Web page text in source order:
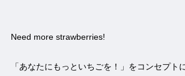
Need more strawberries!
「あなたにもっといちごを！」をコンセプト